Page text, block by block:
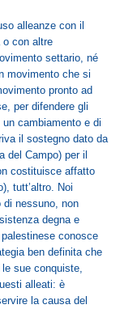
alleanze con il
o con altre
settario, né
movimento che si
pronto ad
per difendere gli
cambiamento e di
il sostegno dato da
del Campo) per il
costituisce affatto
tutt’altro. Noi
di nessuno, non
degna e
conosce
ben definita che
sue conquiste,
alleati: è
la causa del